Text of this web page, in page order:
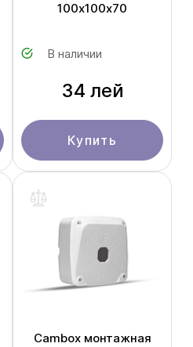
100х100x70
В наличии
34 лей
Купить
Cambox монтажная